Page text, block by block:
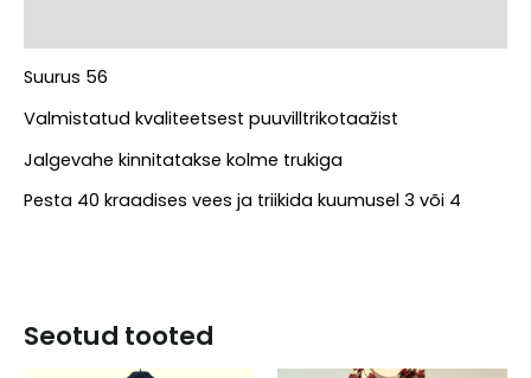
Suurus 56
Valmistatud kvaliteetsest puuvilltrikotaažist
Jalgevahe kinnitatakse kolme trukiga
Pesta 40 kraadises vees ja triikida kuumusel 3 või 4
Seotud tooted